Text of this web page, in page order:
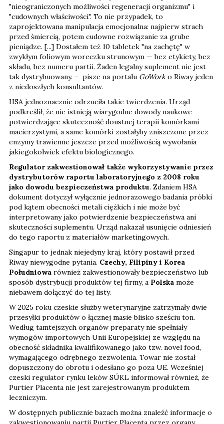
"nieograniczonych możliwości regeneracji organizmu" i
"cudownych właściwości". To nie przypadek, to
zaprojektowana manipulacja emocjonalna: najpierw strach
przed śmiercią, potem cudowne rozwiązanie za grube
pieniądze. [...] Dostałem też 10 tabletek "na zachętę" w
zwykłym foliowym woreczku strunowym — bez etykiety, bez
składu, bez numeru partii. Żaden legalny suplement nie jest
tak dystrybuowany. – pisze na portalu GoWorko Riway jeden
z niedoszłych konsultantów.
HSA jednoznacznie odrzuciła takie twierdzenia. Urząd
podkreślił, że nie istnieją wiarygodne dowody naukowe
potwierdzające skuteczność doustnej terapii komórkami
macierzystymi, a same komórki zostałyby zniszczone przez
enzymy trawienne jeszcze przed możliwością wywołania
jakiegokolwiek efektu biologicznego.
Regulator zakwestionował także wykorzystywanie przez
dystrybutorów raportu laboratoryjnego z 2008 roku
jako dowodu bezpieczeństwa produktu. Zdaniem HSA
dokument dotyczył wyłącznie jednorazowego badania próbki
pod kątem obecności metali ciężkich i nie może być
interpretowany jako potwierdzenie bezpieczeństwa ani
skuteczności suplementu. Urząd nakazał usunięcie odniesień
do tego raportu z materiałów marketingowych.
Singapur to jednak niejedyny kraj, który postawił przed
Riway niewygodne pytania. Czechy, Filipiny i Korea
Południowa również zakwestionowały bezpieczeństwo lub
sposób dystrybucji produktów tej firmy, a Polska może
niebawem dołączyć do tej listy.
W 2025 roku czeskie służby weterynaryjne zatrzymały dwie
przesyłki produktów o łącznej masie blisko sześciu ton.
Według tamtejszych organów preparaty nie spełniały
wymogów importowych Unii Europejskiej ze względu na
obecność składnika kwalifikowanego jako tzw. novel food,
wymagającego odrębnego zezwolenia. Towar nie został
dopuszczony do obrotu i odesłano go poza UE. Wcześniej
czeski regulator rynku leków SÚKL informował również, że
Purtier Placenta nie jest zarejestrowanym produktem
leczniczym.
W dostępnych publicznie bazach można znaleźć informacje o